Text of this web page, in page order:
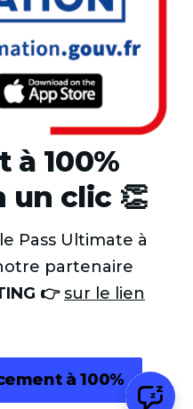
à 100%
un clic 👏
Pass Ultimate à
partenaire
👉sur le lien
à 100%